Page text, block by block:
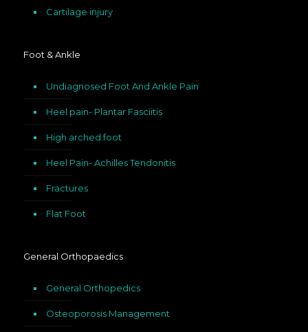
Cartilage injury
Foot & Ankle
Undiagnosed Foot And Ankle Pain
Heel pain- Plantar Fasciitis
High arched foot
Heel Pain- Achilles Tendonitis
Fractures
Flat Foot
General Orthopaedics
General Orthopedics
Osteoporosis Management